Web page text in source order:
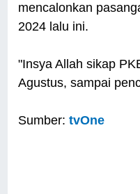
mencalonkan
2024 lalu ini.
"Insya Allah sikap
Agustus, sampai
Sumber:tvOne